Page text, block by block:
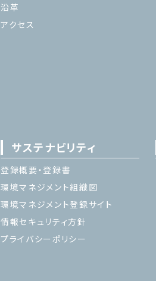
沿革
アクセス
サステナビリティ
登録概要・登録書
環境マネジメント組織図
環境マネジメント登録サイト
情報セキュリティ方針
プライバシーポリシー